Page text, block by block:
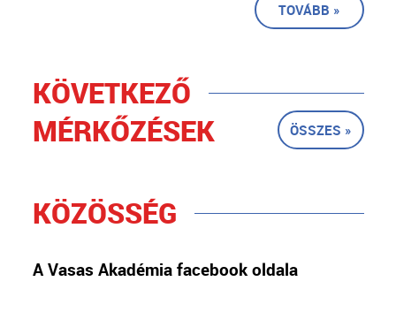
TOVÁBB »
KÖVETKEZŐ
MÉRKŐZÉSEK
ÖSSZES »
KÖZÖSSÉG
A Vasas Akadémia facebook oldala